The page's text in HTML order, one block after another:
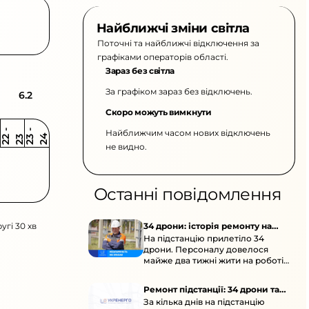
6.2
2 2
-
2 3 2 3
-
2 4
30 хв
Найближчі зміни світла
Поточні та найближчі відключення за
графіками операторів області.
Зараз без світла
За графіком зараз без відключень.
Скоро можуть вимкнути
Найближчим часом нових відключень
не видно.
Останні повідомлення
34 дрони: історія ремонту на
підстанції
На підстанцію прилетіло 34
дрони. Персоналу довелося
майже два тижні жити на роботі
Ремонт підстанції: 34 дрони та
окупація
За кілька днів на підстанцію